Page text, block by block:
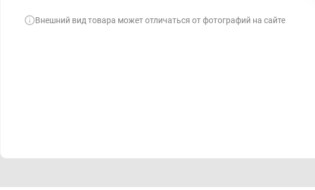
Внешний вид товара может отличаться от фотографий на сайте